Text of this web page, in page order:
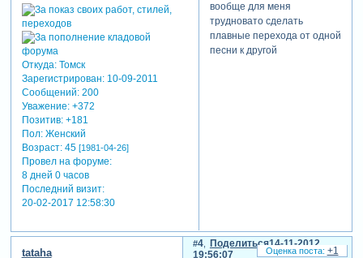
Откуда:Томск
Зарегистрирован: 10-09-2011
Сообщений:200
Уважение: +372
Позитив: +181
Пол:Женский
Возраст:45 [1981-04-26]
Провел на форуме:
8 дней 0 часов
Последний визит:
20-02-2017 12:58:30
вообще для меня
трудновато сделать
плавные перехода от одной
песни к другой
Поделиться
4
14-11-2012
19:56:07
tataha +1